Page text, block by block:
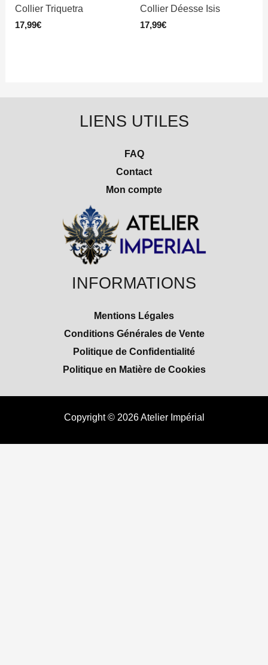
Collier Triquetra
17,99€
Collier Déesse Isis
17,99€
LIENS UTILES
FAQ
Contact
Mon compte
INFORMATIONS
Mentions Légales
Conditions Générales de Vente
Politique de Confidentialité
Politique en Matière de Cookies
Copyright © 2026 Atelier Impérial